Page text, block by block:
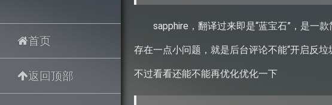
首页
返回顶部
sapphire，翻译过来即是“蓝宝石”，是一
存在一点小问题，就是后台评论不能“开启反
不过看看还能不能再优化优化一下